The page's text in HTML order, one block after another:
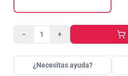
− +
¿Necesitas ayuda?